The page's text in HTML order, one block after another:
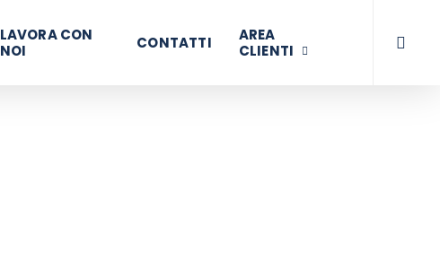
LAVORA CON
NOI
CONTATTI
AREA
CLIENTI